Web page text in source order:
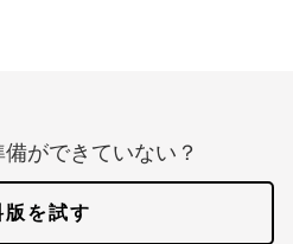
ができていない？
版を試す